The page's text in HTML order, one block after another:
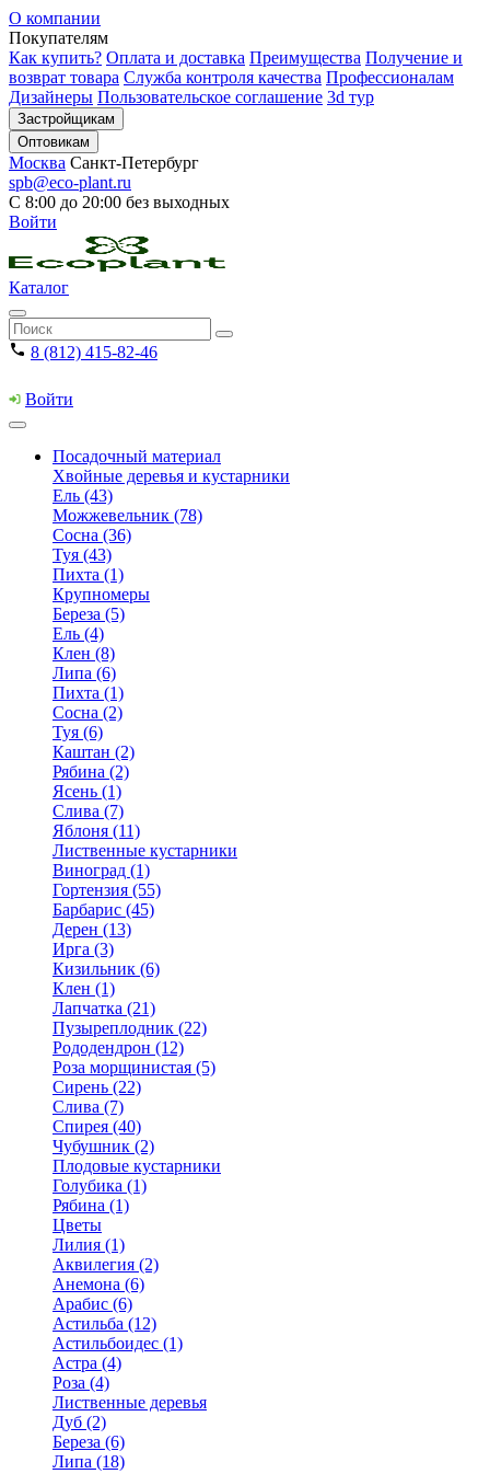
О компании
Покупателям
Как купить? Оплата и доставка Преимущества Получение и
возврат товара Служба контроля качества Профессионалам
Дизайнеры Пользовательское соглашение 3d тур
Застройщикам
Оптовикам
Москва Санкт-Петербург
spb@eco-plant.ru
С 8:00 до 20:00 без выходных
Войти
Каталог
8 (812) 415-82-46
Войти
Посадочный материал
Хвойные деревья и кустарники
Ель (43)
Можжевельник (78)
Сосна (36)
Туя (43)
Пихта (1)
Крупномеры
Береза (5)
Ель (4)
Клен (8)
Липа (6)
Пихта (1)
Сосна (2)
Туя (6)
Каштан (2)
Рябина (2)
Ясень (1)
Слива (7)
Яблоня (11)
Лиственные кустарники
Виноград (1)
Гортензия (55)
Барбарис (45)
Дерен (13)
Ирга (3)
Кизильник (6)
Клен (1)
Лапчатка (21)
Пузыреплодник (22)
Рододендрон (12)
Роза морщинистая (5)
Сирень (22)
Слива (7)
Спирея (40)
Чубушник (2)
Плодовые кустарники
Голубика (1)
Рябина (1)
Цветы
Лилия (1)
Аквилегия (2)
Анемона (6)
Арабис (6)
Астильба (12)
Астильбоидес (1)
Астра (4)
Роза (4)
Лиственные деревья
Дуб (2)
Береза (6)
Липа (18)